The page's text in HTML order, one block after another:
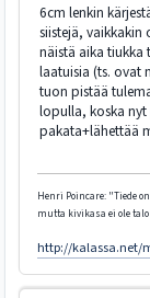
6cm lenkin
siistejä, vaikkakin
näistä aika tiukka
laatuisia (ts. ovat
tuon pistää
lopulla, koska nyt
pakata+lähettää
Henri Poincare: "Tiede
mutta kivikasa ei ole
http://kalassa.net/